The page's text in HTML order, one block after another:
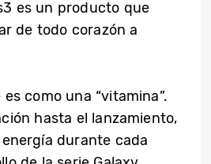
es un producto que
de todo corazón a
como una “vitamina”.
hasta el lanzamiento,
durante cada